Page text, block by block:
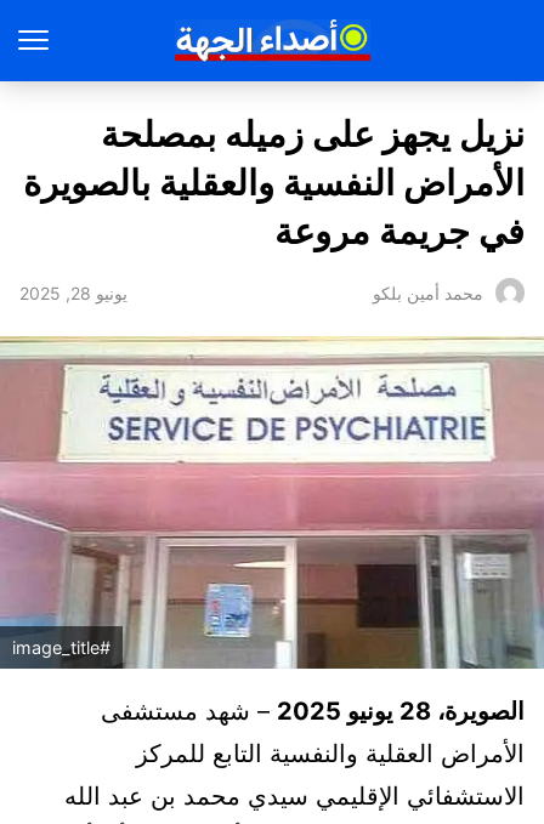
نزيل يجهز على زميله بمصلحة
الأمراض النفسية والعقلية بالصويرة
في جريمة مروعة
محمد أمين بلكو يونيو 28, 2025
#image_title
الصويرة، 28 يونيو 2025
– شهد مستشفى
الأمراض العقلية والنفسية التابع للمركز
الاستشفائي الإقليمي سيدي محمد بن عبد الله